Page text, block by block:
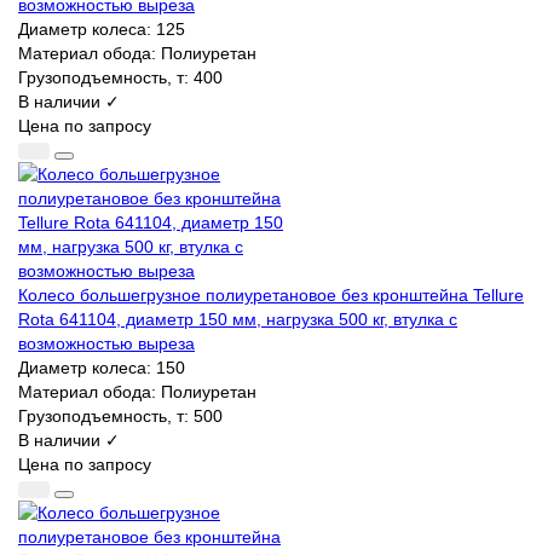
возможностью выреза
Диаметр колеса: 125
Материал обода: Полиуретан
Грузоподъемность, т: 400
В наличии ✓
Цена по запросу
Колесо большегрузное полиуретановое без кронштейна Tellure
Rota 641104, диаметр 150 мм, нагрузка 500 кг, втулка с
возможностью выреза
Диаметр колеса: 150
Материал обода: Полиуретан
Грузоподъемность, т: 500
В наличии ✓
Цена по запросу